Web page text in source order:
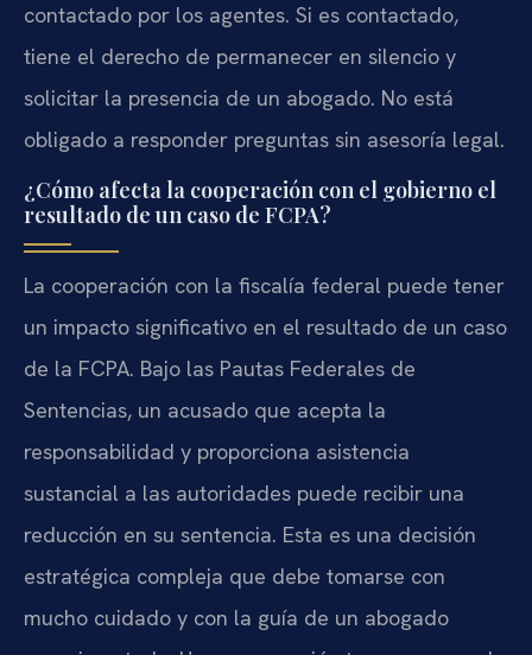
contactado por los agentes. Si es contactado,
tiene el derecho de permanecer en silencio y
solicitar la presencia de un abogado. No está
obligado a responder preguntas sin asesoría legal.
¿Cómo afecta la cooperación con el gobierno el
resultado de un caso de FCPA?
La cooperación con la fiscalía federal puede tener
un impacto significativo en el resultado de un caso
de la FCPA. Bajo las Pautas Federales de
Sentencias, un acusado que acepta la
responsabilidad y proporciona asistencia
sustancial a las autoridades puede recibir una
reducción en su sentencia. Esta es una decisión
estratégica compleja que debe tomarse con
mucho cuidado y con la guía de un abogado